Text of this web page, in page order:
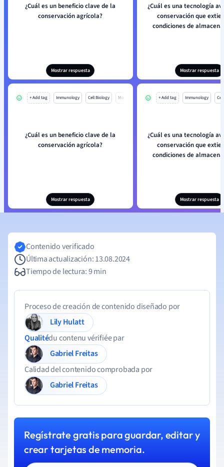
¿Cuál es un beneficio clave de la
conservación agrícola?
Mostrar respuesta
¿Cuál es una tecnología
conservación que
condiciones de
Mostrar respuesta
+ Add tag Immunology Cell Biology Mo
¿Cuál es un beneficio clave de la
conservación agrícola?
Mostrar respuesta
+ Add tag Immunology
¿Cuál es una tecnología
conservación que
condiciones de
Mostrar respuesta
Contenido verificado
Última actualización: 13.08.2024
Tiempo de lectura: 9 min
Proceso de creación de contenido diseñado por
Lily Hulatt
Qualitédu contenu vérifiée par
Gabriel Freitas
Calidad del contenido comprobada por
Gabriel Freitas
Regístrate gratis para guardar, editar y
crear tarjetas de memoria.